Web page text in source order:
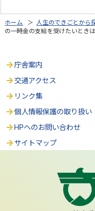
ホーム ＞人生のできごとから
の一時金の支給を受けたいとき
庁舎案内
交通アクセス
リンク集
個人情報保護の取り扱い
HPへのお問い合わせ
サイトマップ